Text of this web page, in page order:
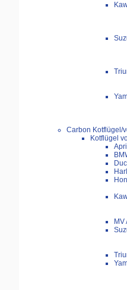
Carbon Kotflügel/
Kotflügel
MV